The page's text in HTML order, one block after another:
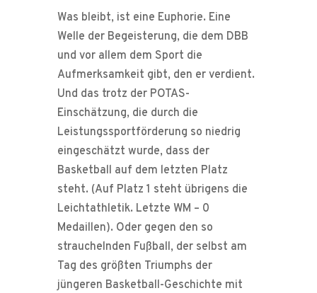
Was bleibt, ist eine Euphorie. Eine
Welle der Begeisterung, die dem DBB
und vor allem dem Sport die
Aufmerksamkeit gibt, den er verdient.
Und das trotz der POTAS-
Einschätzung, die durch die
Leistungssportförderung so niedrig
eingeschätzt wurde, dass der
Basketball auf dem letzten Platz
steht. (Auf Platz 1 steht übrigens die
Leichtathletik. Letzte WM – 0
Medaillen). Oder gegen den so
strauchelnden Fußball, der selbst am
Tag des größten Triumphs der
jüngeren Basketball-Geschichte mit